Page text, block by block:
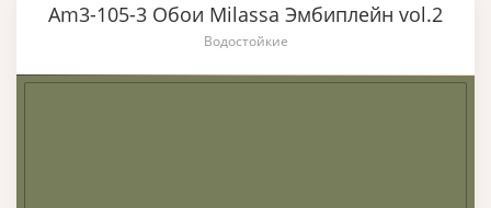
Am3-105-3 Обои Milassa Эмбиплейн vol.2
Водостойкие